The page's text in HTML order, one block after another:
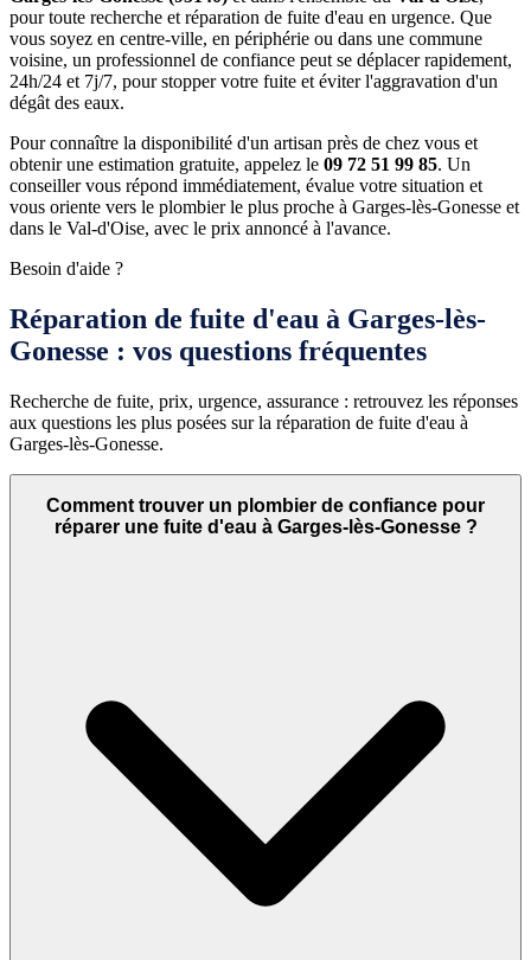
pour toute recherche et réparation de fuite d'eau en urgence. Que
vous soyez en centre-ville, en périphérie ou dans une commune
voisine, un professionnel de confiance peut se déplacer rapidement,
24h/24 et 7j/7, pour stopper votre fuite et éviter l'aggravation d'un
dégât des eaux.
Pour connaître la disponibilité d'un artisan près de chez vous et
obtenir une estimation gratuite, appelez le 09 72 51 99 85. Un
conseiller vous répond immédiatement, évalue votre situation et
vous oriente vers le plombier le plus proche à Garges-lès-Gonesse et
dans le Val-d'Oise, avec le prix annoncé à l'avance.
Besoin d'aide ?
Réparation de fuite d'eau à Garges-lès-
Gonesse : vos questions fréquentes
Recherche de fuite, prix, urgence, assurance : retrouvez les réponses
aux questions les plus posées sur la réparation de fuite d'eau à
Garges-lès-Gonesse.
Comment trouver un plombier de confiance pour
réparer une fuite d'eau à Garges-lès-Gonesse ?